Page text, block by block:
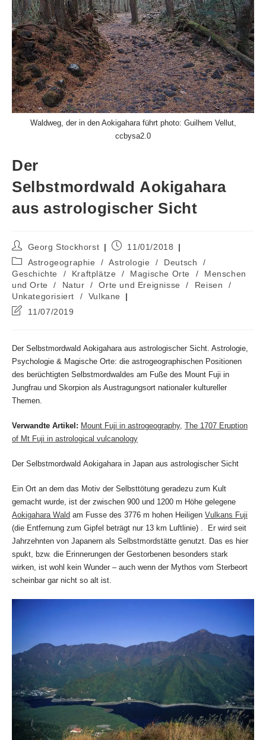
Waldweg, der in den Aokigahara führt photo: Guilhem Vellut,
ccbysa2.0
Der
Selbstmordwald Aokigahara
aus astrologischer Sicht
Beitrags-
Autor:
Georg Stockhorst
Beitrag11/01/2018
Beitrags-
Kategorie:
Astrogeographie / Astrologie / Deutsch
/
Geschichte
/ Kraftplätze / Magische Orte /
Menschen
und Orte
/ Natur / Orte und Ereignisse / Reisen
/
Unkategorisiert
/
Vulkane
Beitrag
am:
11/07/2019
Der Selbstmordwald Aokigahara aus astrologischer Sicht. Astrologie,
Psychologie & Magische Orte: die astrogeographischen Positionen
des berüchtigten Selbstmordwaldes am Fuße des Mount Fuji in
Jungfrau und Skorpion als Austragungsort nationaler kultureller
Themen.
Verwandte Artikel: Mount Fuji in astrogeography, The 1707 Eruption
of Mt Fuji in astrological vulcanology
Der Selbstmordwald Aokigahara in Japan aus astrologischer Sicht
Ein Ort an dem das Motiv der Selbsttötung geradezu zum Kult
gemacht wurde, ist der zwischen 900 und 1200 m Höhe gelegene
Aokigahara Wald am Fusse des 3776 m hohen Heiligen Vulkans Fuji
(die Entfernung zum Gipfel beträgt nur 13 km Luftlinie) . Er wird seit
Jahrzehnten von Japanern als Selbstmordstätte genutzt. Das es hier
spukt, bzw. die Erinnerungen der Gestorbenen besonders stark
wirken, ist wohl kein Wunder – auch wenn der Mythos vom Sterbeort
scheinbar gar nicht so alt ist.